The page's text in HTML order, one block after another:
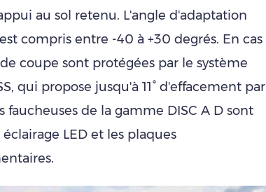
au sol retenu. L'angle d'adaptation
compris entre -40 à +30 degrés. En cas
coupe sont protégées par le système
qui propose jusqu'à 11° d'effacement par
faucheuses de la gamme DISC A D sont
LED et les plaques